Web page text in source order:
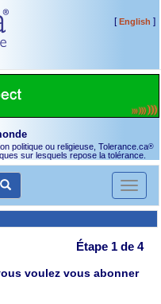
[English ]
politique ou religieuse, Tolerance.ca®
sur lesquels repose la tolérance.
Toggle
Étape 1 de 4
voulez vous abonner